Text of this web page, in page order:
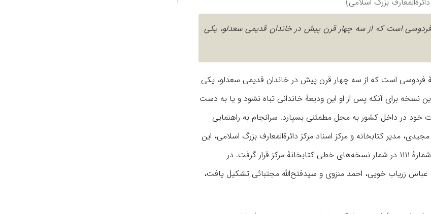
است که از سه چهار قرن پیش در خاندان قدیمی سعدلو، یکی
فردوسی است که از سه چهار قرن پیش در خاندان قدیمی سعدلو، یکی
نسخه برای آنکه پس از او این ودیعۀ خاندانی تباه نشود و یا به دست
خود در داخل کشور به محل مطمئنی بسپارد. سرانجام به راهنمایی
مدیر کتابخانه و مرکز اسناد مرکز دائرةالمعارف بزرگ اسلامی، این
کتاب به مرکز دائرةالمعارف آورده شد و پس از لحاظ صحت و قدمت، به شمارۀ ۱۱۱۱ در شمار نسخه‌های خطی کتابخانۀ مرکز قرار گرفت. در
زریاب خویی، احمد منزوی و سیدفتح‌الله مجتبائی تشکیل یافت،